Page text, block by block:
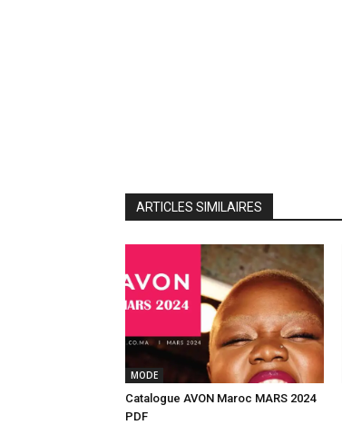
ARTICLES SIMILAIRES
MODE
Catalogue AVON Maroc MARS 2024
PDF